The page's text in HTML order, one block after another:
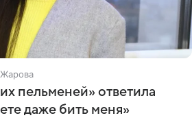
пельменей» ответила
даже бить меня»